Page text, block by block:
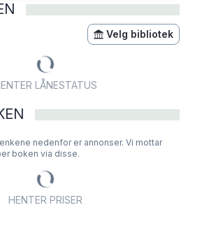
Velg bibliotek
LÅNESTATUS
nedenfor er annonser. Vi mottar
boken via disse.
HENTER PRISER